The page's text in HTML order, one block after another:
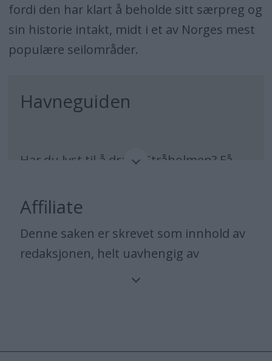
fordi den har klart å beholde sitt særpreg og
sin historie intakt, midt i et av Norges mest
populære seilområder.
Havneguiden
Har du lyst til å dra til Stråholmen? Få
som du kan bestille
Affiliate
Denne saken er skrevet som innhold av
redaksjonen, helt uavhengig av
artikkelen henviser til aktører som